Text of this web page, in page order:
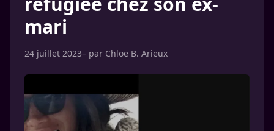
mari
24 juillet 2023– par Chloe B. Arieux